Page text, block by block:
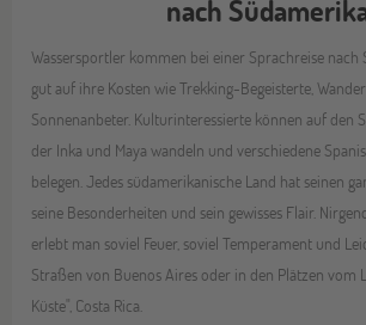
nach
Wassersportler kommen bei einer Sprachreise nach
gut auf ihre Kosten wie Trekking-Begeisterte,
Sonnenanbeter. Kulturinteressierte können auf den
der Inka und Maya wandeln und verschiedene
belegen. Jedes südamerikanische Land hat seinen
seine Besonderheiten und sein gewisses Flair.
erlebt man soviel Feuer, soviel Temperament und
Straßen von Buenos Aires oder in den Plätzen vom
Küste", Costa Rica.